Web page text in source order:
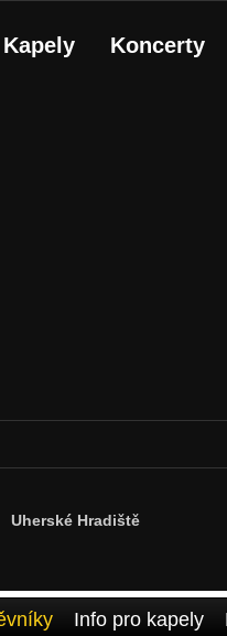
Kapely Koncerty
Uherské Hradiště
Info pro kapely